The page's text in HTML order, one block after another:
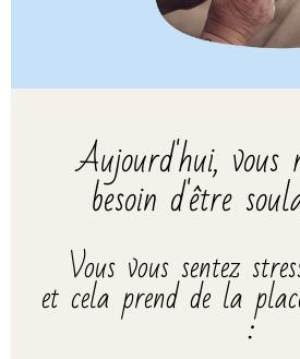
Aujourd'hui, vous
besoin d'être
Vous vous sentez
et cela prend de la
: